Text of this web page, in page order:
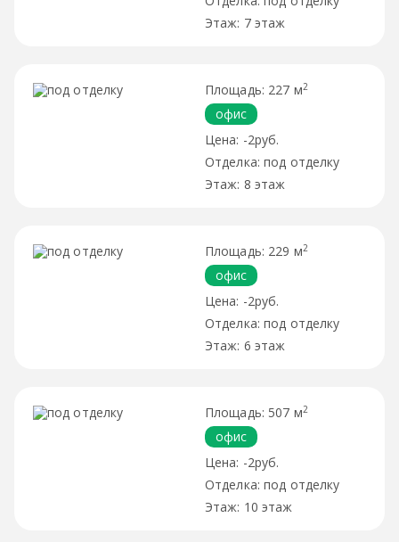
7 этаж
227 м2
офис
-2руб.
под отделку
8 этаж
229 м2
офис
-2руб.
под отделку
6 этаж
507 м2
офис
-2руб.
под отделку
10 этаж